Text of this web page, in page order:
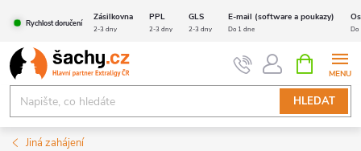
obsah
Rychlost doručení
Zásilkovna PPL GLS E-mail (software a poukazy)
2-3 dny 2-3 dny 2-3 dny Do 1 dne Do
HLEDAT
NÁKUPNÍ
KOŠÍK
Jiná zahájení